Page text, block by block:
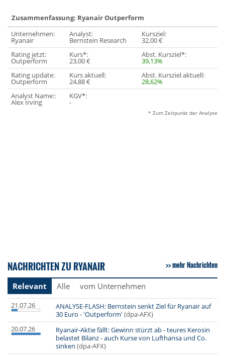
Zusammenfassung: Ryanair Outperform
Unternehmen:
Ryanair
Analyst:
Bernstein Research
Kursziel:
32,00 €
Rating jetzt:
Outperform
Kurs*:
23,00 €
Abst. Kursziel*:
39,13%
Rating update:
Outperform
Kurs aktuell:
24,88 €
Abst. Kursziel aktuell:
28,62%
Analyst Name::
Alex Irving
KGV*:
-
* Zum Zeitpunkt der Analyse
NACHRICHTEN ZU RYANAIR mehr Nachrichten
Relevant Alle vom Unternehmen
21.07.26
ANALYSE-FLASH: Bernstein senkt Ziel für Ryanair auf
30 Euro - 'Outperform' (dpa-AFX)
20.07.26
Ryanair-Aktie fällt: Gewinn stürzt ab - teures Kerosin
belastet Bilanz - auch Kurse von Lufthansa und Co.
sinken (dpa-AFX)